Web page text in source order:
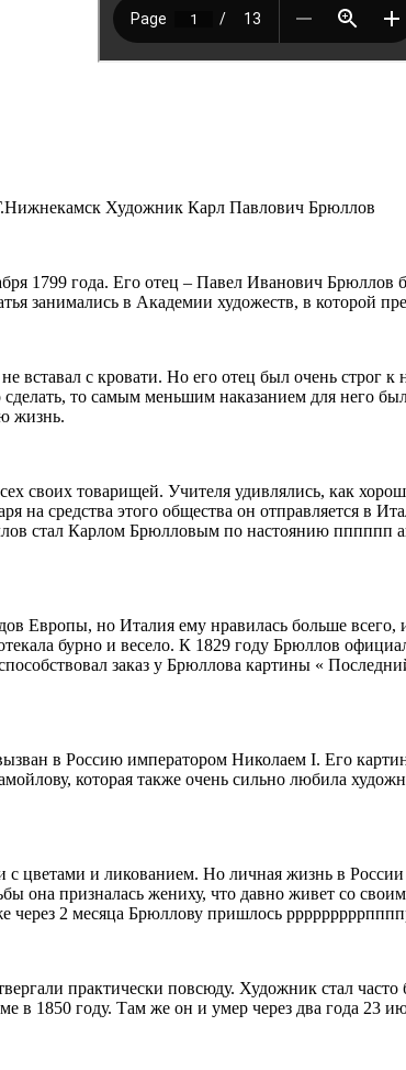
Художник Карл Павлович Брюллов
1799 года. Его отец – Павел Иванович
занимались в Академии художеств, в которой
с кровати. Но его отец был очень строг
то самым меньшим наказанием для него
жизнь.
своих товарищей. Учителя удивлялись, как
средства этого общества он отправляется в
стал Карлом Брюлловым по настоянию пппппп
Европы, но Италия ему нравилась больше всего,
бурно и весело. К 1829 году Брюллов
заказ у Брюллова картины «
в Россию императором Николаем I. Его
которая также очень сильно любила
с цветами и ликованием. Но личная жизнь в
она призналась жениху, что давно живет со
2 месяца Брюллову пришлось
практически повсюду. Художник стал
в 1850 году. Там же он и умер через два года 23